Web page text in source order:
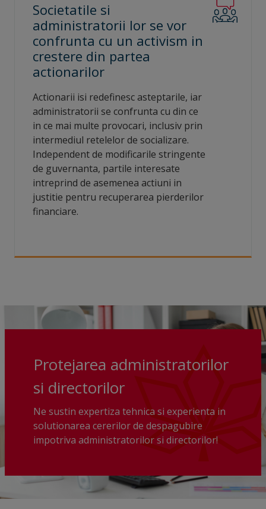
Societatile si
administratorii lor se vor
confrunta cu un activism in
crestere din partea
actionarilor
Actionarii isi redefinesc asteptarile, iar
administratorii se confrunta cu din ce
in ce mai multe provocari, inclusiv prin
intermediul retelelor de socializare.
Independent de modificarile stringente
de guvernanta, partile interesate
intreprind de asemenea actiuni in
justitie pentru recuperarea pierderilor
financiare.
Protejarea administratorilor
si directorilor
Ne sustin expertiza tehnica si experienta in
solutionarea cererilor de despagubire
impotriva administratorilor si directorilor!